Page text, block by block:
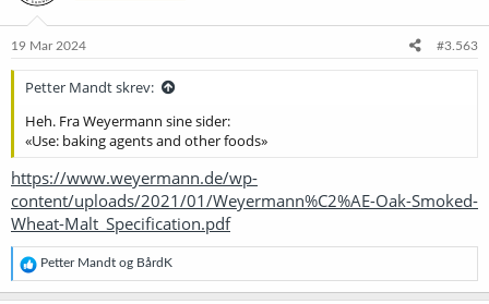
o
e
19 Mar 2024 #3.563
Petter Mandt skrev:
Heh. Fra Weyermann sine sider:
«Use: baking agents and other foods»
https://www.weyermann.de/wp-
content/uploads/2021/01/Weyermann%C2%AE-Oak-Smoked-
Wheat-Malt_Specification.pdf
R
e
a
Petter Mandt og BårdK